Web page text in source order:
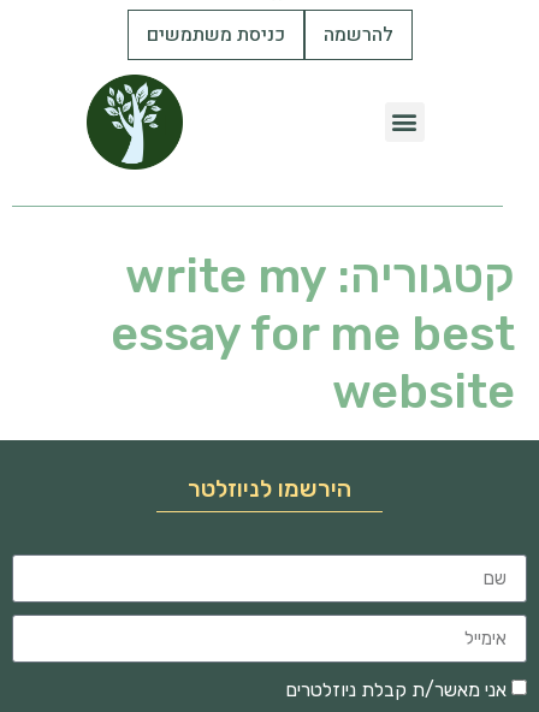
להרשמה כניסת משתמשים
קטגוריה: write my
essay for me best
website
הירשמו לניוזלטר
אני מאשר/ת קבלת ניוזלטרים